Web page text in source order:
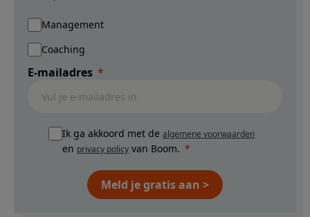
Management
Coaching
E-mailadres
Ik ga akkoord met de algemene voorwaarden
en privacy policy van Boom.
Meld je gratis aan >